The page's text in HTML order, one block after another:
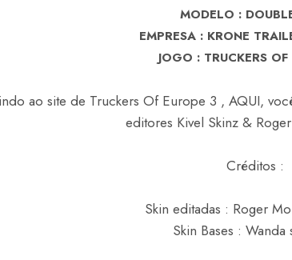
MODELO :
EMPRESA : KRONE
JOGO : TRUCKERS OF
ao site de Truckers Of Europe 3 , AQUI,
editores Kivel Skinz &
Créditos :
Skin editadas : Roger
Skin Bases : Wanda